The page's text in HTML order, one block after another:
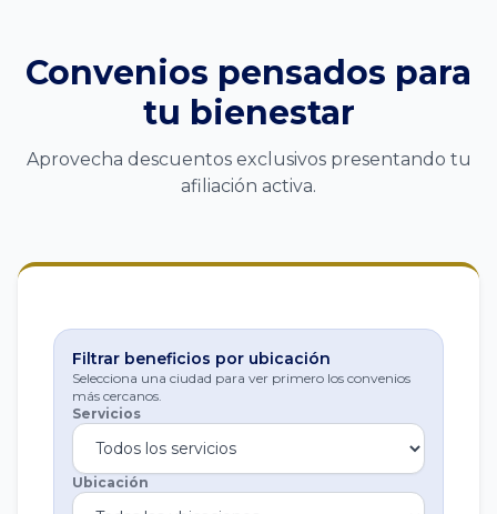
Convenios pensados para
tu bienestar
Aprovecha descuentos exclusivos presentando tu
afiliación activa.
Filtrar beneficios por ubicación
Selecciona una ciudad para ver primero los convenios
más cercanos.
Servicios
Ubicación